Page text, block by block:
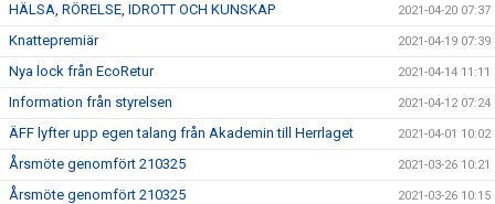
HÄLSA, RÖRELSE, IDROTT OCH KUNSKAP 2021-04-20 07:37
Knattepremiär 2021-04-19 07:39
Nya lock från EcoRetur 2021-04-14 11:11
Information från styrelsen 2021-04-12 07:24
ÄFF lyfter upp egen talang från Akademin till Herrlaget 2021-04-01 10:02
Årsmöte genomfört 210325 2021-03-26 10:21
Årsmöte genomfört 210325 2021-03-26 10:15